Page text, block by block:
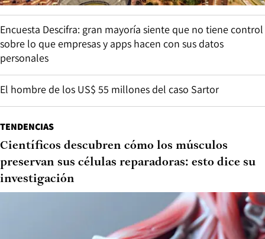
Encuesta Descifra: gran mayoría siente que no tiene control
sobre lo que empresas y apps hacen con sus datos
personales
El hombre de los US$ 55 millones del caso Sartor
TENDENCIAS
Científicos descubren cómo los músculos
preservan sus células reparadoras: esto dice su
investigación